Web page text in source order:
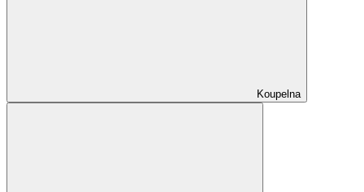
Koupelna